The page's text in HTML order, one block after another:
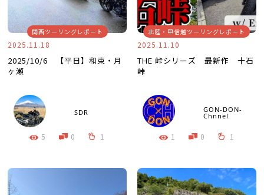
関西ツーリングレポート
2025.11.18
2025/10/6 【平日】和束・月
ヶ瀬
SDR
5 0 1
北陸・甲信越ツーリングレポート
2025.11.10
THE 峠シリーズ 最新作 十石
峠
GON-DON-
Chnnel
1 0 1